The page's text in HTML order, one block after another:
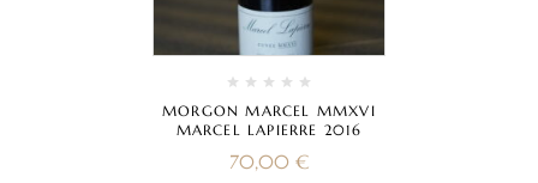
MORGON MARCEL MMXVI
MARCEL LAPIERRE 2016
70,00 €